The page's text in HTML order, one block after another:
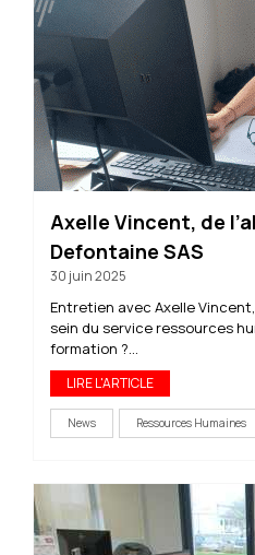
Axelle Vincent, de
Defontaine SAS
30 juin 2025
Entretien avec Axelle
sein du service ressources
formation ?...
LIRE L'ARTICLE
News Ressources Humaines